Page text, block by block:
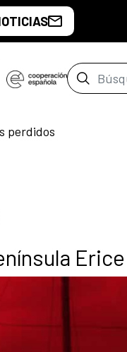
Barra
perdidos
Erice